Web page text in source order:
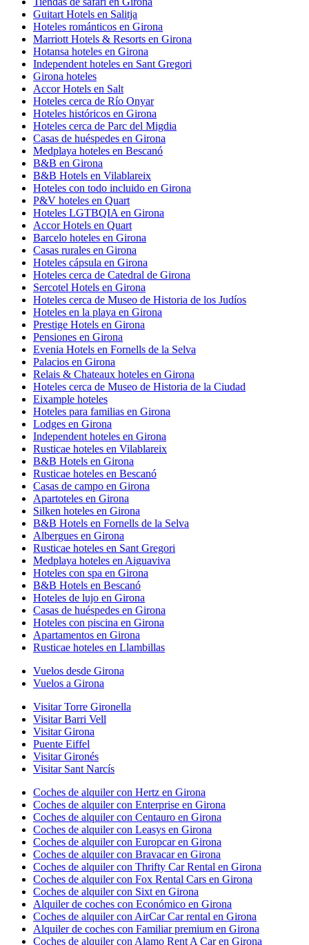
Guitart Hotels en Salitja
Hoteles románticos en Girona
Marriott Hotels & Resorts en Girona
Hotansa hoteles en Girona
Independent hoteles en Sant Gregori
Girona hoteles
Accor Hotels en Salt
Hoteles cerca de Río Onyar
Hoteles históricos en Girona
Hoteles cerca de Parc del Migdia
Casas de huéspedes en Girona
Medplaya hoteles en Bescanó
B&B en Girona
B&B Hotels en Vilablareix
Hoteles con todo incluido en Girona
P&V hoteles en Quart
Hoteles LGTBQIA en Girona
Accor Hotels en Quart
Barcelo hoteles en Girona
Casas rurales en Girona
Hoteles cápsula en Girona
Hoteles cerca de Catedral de Girona
Sercotel Hotels en Girona
Hoteles cerca de Museo de Historia de los Judíos
Hoteles en la playa en Girona
Prestige Hotels en Girona
Pensiones en Girona
Evenia Hotels en Fornells de la Selva
Palacios en Girona
Relais & Chateaux hoteles en Girona
Hoteles cerca de Museo de Historia de la Ciudad
Eixample hoteles
Hoteles para familias en Girona
Lodges en Girona
Independent hoteles en Girona
Rusticae hoteles en Vilablareix
B&B Hotels en Girona
Rusticae hoteles en Bescanó
Casas de campo en Girona
Apartoteles en Girona
Silken hoteles en Girona
B&B Hotels en Fornells de la Selva
Albergues en Girona
Rusticae hoteles en Sant Gregori
Medplaya hoteles en Aiguaviva
Hoteles con spa en Girona
B&B Hotels en Bescanó
Hoteles de lujo en Girona
Casas de huéspedes en Girona
Hoteles con piscina en Girona
Apartamentos en Girona
Rusticae hoteles en Llambillas
Vuelos desde Girona
Vuelos a Girona
Visitar Torre Gironella
Visitar Barri Vell
Visitar Girona
Puente Eiffel
Visitar Gironés
Visitar Sant Narcís
Coches de alquiler con Hertz en Girona
Coches de alquiler con Enterprise en Girona
Coches de alquiler con Centauro en Girona
Coches de alquiler con Leasys en Girona
Coches de alquiler con Europcar en Girona
Coches de alquiler con Bravacar en Girona
Coches de alquiler con Thrifty Car Rental en Girona
Coches de alquiler con Fox Rental Cars en Girona
Coches de alquiler con Sixt en Girona
Alquiler de coches con Económico en Girona
Coches de alquiler con AirCar Car rental en Girona
Alquiler de coches con Familiar premium en Girona
Coches de alquiler con Alamo Rent A Car en Girona